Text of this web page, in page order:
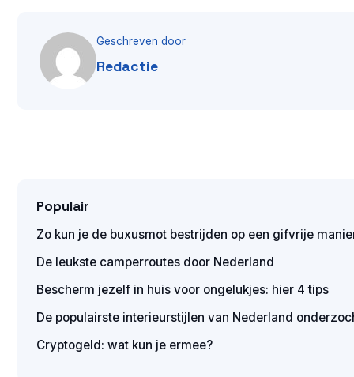
Geschreven door
Redactie
Populair
Zo kun je de buxusmot bestrijden op een gifvrije
De leukste camperroutes door Nederland
Bescherm jezelf in huis voor ongelukjes: hier 4 tips
De populairste interieurstijlen van Nederland
Cryptogeld: wat kun je ermee?